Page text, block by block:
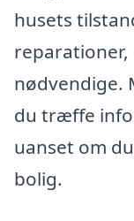
husets
nødvendige.
du træffe
uanset om
bolig.